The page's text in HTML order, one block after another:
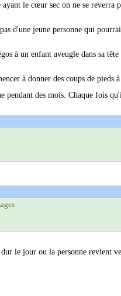
le cœur sec on ne se reverra
d'une jeune personne qui
à un enfant aveugle dans sa
à donner des coups de
pendant des mois. Chaque fois
le jour ou la personne revient